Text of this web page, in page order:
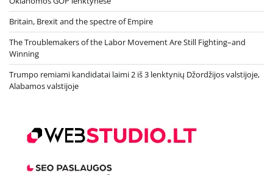
Britain, Brexit and the spectre of Empire
The Troublemakers of the Labor Movement Are Still Fighting–and
Winning
Trumpo remiami kandidatai laimi 2 iš 3 lenktynių Džordžijos valstijoje,
Alabamos valstijoje